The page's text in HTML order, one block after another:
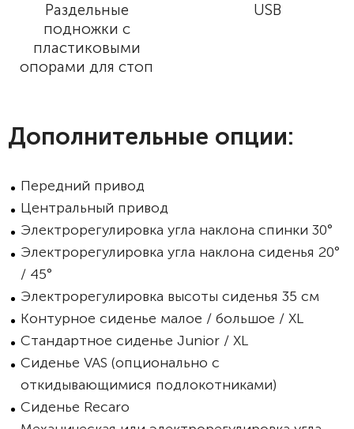
Раздельные
подножки с
пластиковыми
опорами для стоп
USB
Дополнительные опции:
Передний привод
Центральный привод
Электрорегулировка угла наклона спинки 30°
Электрорегулировка угла наклона сиденья 20°
/ 45°
Электрорегулировка высоты сиденья 35 см
Контурное сиденье малое / большое / XL
Стандартное сиденье Junior / XL
Сиденье VAS (опционально с
откидывающимися подлокотниками)
Сиденье Recaro